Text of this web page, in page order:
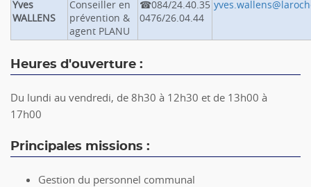
Yves
WALLENS
Conseiller en
prévention &
agent PLANU
084/24.40.35
0476/26.04.44
Heures d'ouverture :
Du lundi au vendredi, de 8h30 à 12h30 et de 13h00 à
17h00
Principales missions :
Gestion du personnel communal